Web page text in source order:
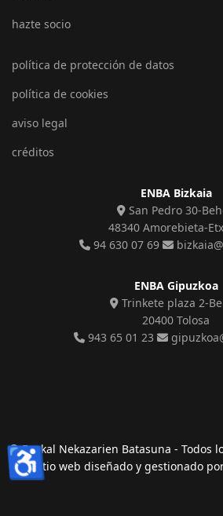
hazte socio
política de protección de datos
política de cookies
aviso legal
créditos
ENBA Bizkaia
San Pedro 30-
48340 Amorebieta-
94 630 07 69
ENBA Gipuzkoa
Trinkete plaza 2-
20400 Tolosa
943 65 01 23
© Euskal Nekazarien Batasuna - Todos
sitio web diseñado y gestionado